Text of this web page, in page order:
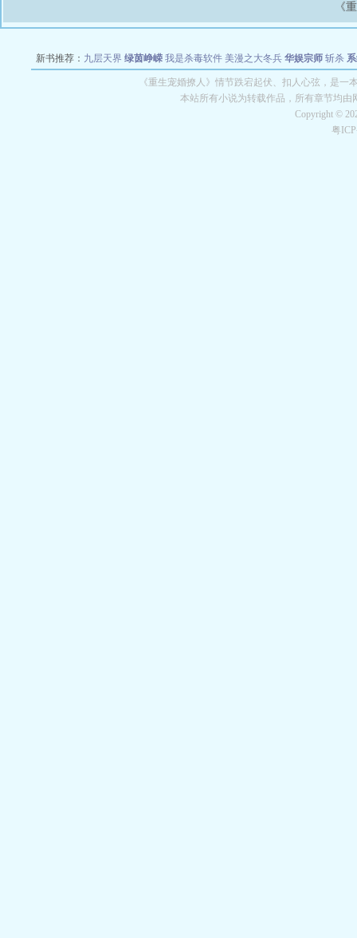
《
新书推荐： 九层天界 绿茵峥嵘 我是杀毒软件 美漫之大冬兵 华娱宗师 斩杀
教练万岁 都市全能巨星 绝对交易 全职武神 位面复
《重生宠婚撩人》情节跌宕起伏、扣人心弦，是
本站所有小说为转载作品，所有章节均
Copyright ©
粤